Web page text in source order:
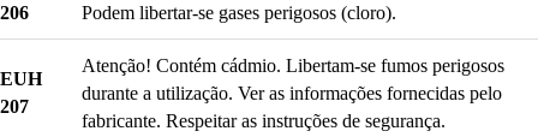
206
Podem libertar-se gases perigosos (cloro).
EUH
207
Atenção! Contém cádmio. Libertam-se fumos perigosos
durante a utilização. Ver as informações fornecidas pelo
fabricante. Respeitar as instruções de segurança.